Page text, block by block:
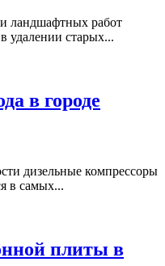
ландшафтных работ
удалении старых...
в городе
дизельные компрессоры
в самых...
плиты в